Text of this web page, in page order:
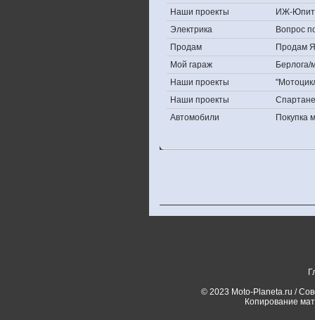
Наши проекты
ИЖ-
Электрика
Вопрос
Продам
Продам
Мой гараж
Берлога/
Наши проекты
Наши проекты
Автомобили
Покупка
© 2023 Moto-Planeta.ru /
Копирование